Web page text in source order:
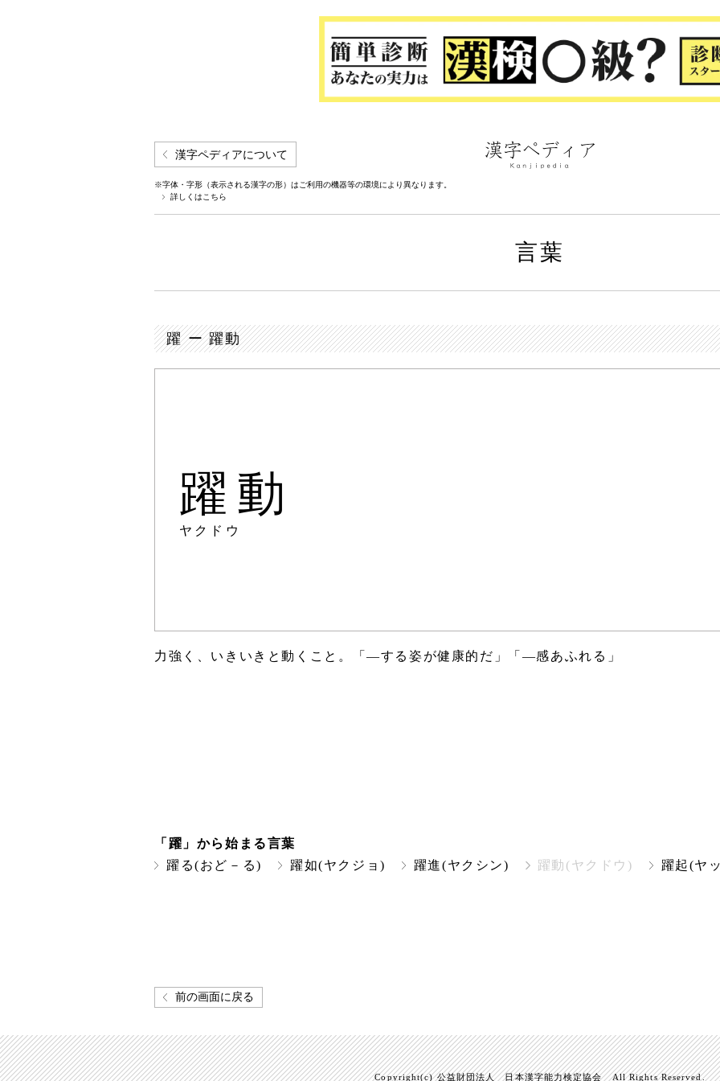
漢字ペディアについて
※字体・字形（表示される漢字の形）はご利用の機器等の環境により異なります。
詳しくはこちら
言葉
躍 ー 躍動
躍動
ヤクドウ
力強く、いきいきと動くこと。「―する姿が健康的だ」「―感あふれる」
「躍」から始まる言葉
躍る(おど－る)
躍如(ヤクジョ) 躍進(ヤクシン) 躍動(ヤクドウ) 躍起(ヤ
前の画面に戻る
Copyright(c) 公益財団法人 日本漢字能力検定協会 All Rights Reserved.